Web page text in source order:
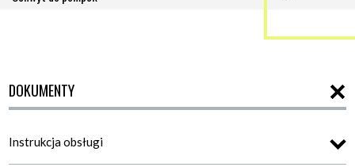
DOKUMENTY
Instrukcja obsługi